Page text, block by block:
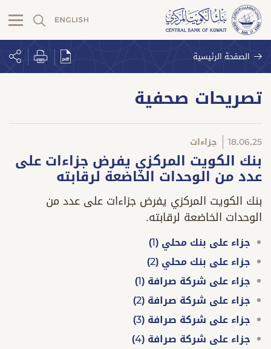
الصفحة الرئيسية
تصريحات صحفية
18.06.25 جزاءات
بنك الكويت المركزي يفرض جزاءات على
عدد من الوحدات الخاضعة لرقابته
بنك الكويت المركزي يفرض جزاءات على عدد من
الوحدات الخاضعة لرقابته.
جزاء على بنك محلي (1)
جزاء على بنك محلي (2)
جزاء على شركة صرافة (1)
جزاء على شركة صرافة (2)
جزاء على شركة صرافة (3)
جزاء على شركة صرافة (4)